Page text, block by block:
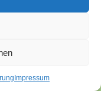
Impressum
Kauf eines
sich daher, sich im
Modelle zu